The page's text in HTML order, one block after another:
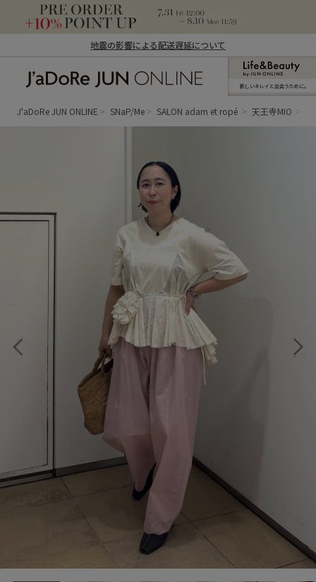
地震の影響による配送遅延について
ン オンライン）
新しいキレイと出合うために。
J'aDoRe JUN ONLINE SNaP/Me SALON adam et ropé 天王寺MIO